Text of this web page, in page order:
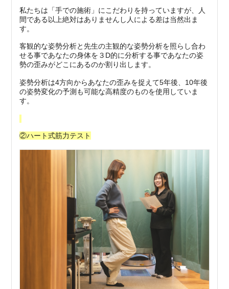
私たちは「手での施術」にこだわりを持っていますが、人
間である以上絶対はありませんし人による差は当然出ま
す。
客観的な姿勢分析と先生の主観的な姿勢分析を照らし合わ
せる事であなたの身体を３D的に分析する事であなたの姿
勢の歪みがどこにあるのか割り出します。
姿勢分析は4方向からあなたの歪みを捉えて5年後、10年後
の姿勢変化の予測も可能な高精度のものを使用していま
す。
②ハート式筋力テスト